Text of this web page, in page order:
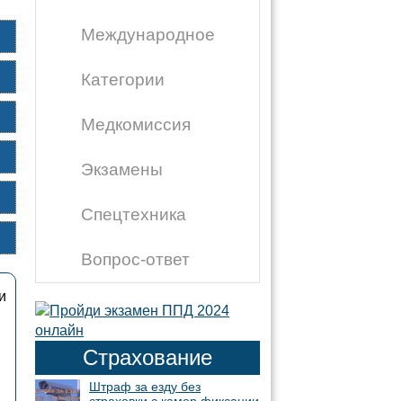
Международное
Категории
Медкомиссия
Экзамены
Спецтехника
Вопрос-ответ
Страхование
Штраф за езду без